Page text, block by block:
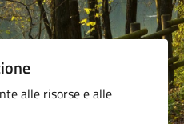
alle risorse e alle